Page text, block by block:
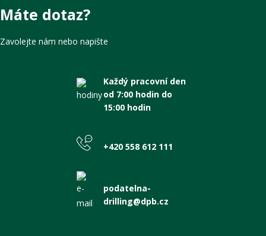
Máte dotaz?
Zavolejte nám nebo napište
Každý pracovní den
od 7:00 hodin do
15:00 hodin
+420 558 612 111
podatelna-
drilling@dpb.cz